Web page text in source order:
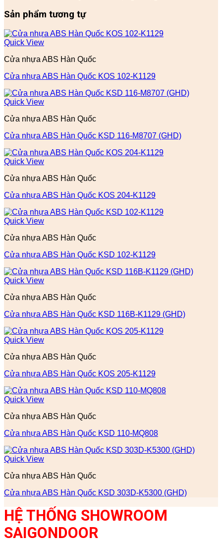
Sản phẩm tương tự
Quick View
Cửa nhựa ABS Hàn Quốc
Cửa nhựa ABS Hàn Quốc KOS 102-K1129
Quick View
Cửa nhựa ABS Hàn Quốc
Cửa nhựa ABS Hàn Quốc KSD 116-M8707 (GHD)
Quick View
Cửa nhựa ABS Hàn Quốc
Cửa nhựa ABS Hàn Quốc KOS 204-K1129
Quick View
Cửa nhựa ABS Hàn Quốc
Cửa nhựa ABS Hàn Quốc KSD 102-K1129
Quick View
Cửa nhựa ABS Hàn Quốc
Cửa nhựa ABS Hàn Quốc KSD 116B-K1129 (GHD)
Quick View
Cửa nhựa ABS Hàn Quốc
Cửa nhựa ABS Hàn Quốc KOS 205-K1129
Quick View
Cửa nhựa ABS Hàn Quốc
Cửa nhựa ABS Hàn Quốc KSD 110-MQ808
Quick View
Cửa nhựa ABS Hàn Quốc
Cửa nhựa ABS Hàn Quốc KSD 303D-K5300 (GHD)
HỆ THỐNG SHOWROOM
SAIGONDOOR